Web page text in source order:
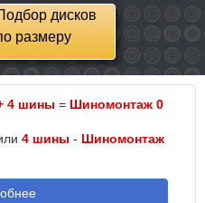
дисков
размеру
4 шины = Шиномонтаж 0
4 шины - Шиномонтаж